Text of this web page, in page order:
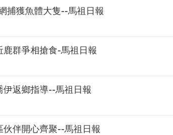
獲魚體大隻--馬祖日報
群爭相搶食-馬祖日報
返鄉指導--馬祖日報
伴開心齊聚--馬祖日報